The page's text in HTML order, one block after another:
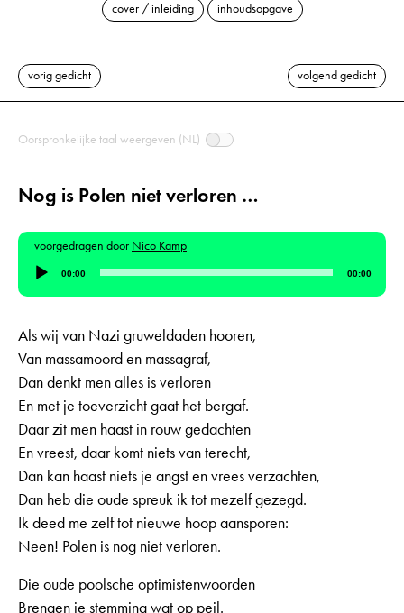
cover / inleiding inhoudsopgave
vorig gedicht volgend gedicht
Oorspronkelijke taal weergeven (NL)
Nog is Polen niet verloren …
voorgedragen door Nico Kamp
Audiospeler
00:00 00:00
Als wij van Nazi gruweldaden hooren,
Van massamoord en massagraf,
Dan denkt men alles is verloren
En met je toeverzicht gaat het bergaf.
Daar zit men haast in rouw gedachten
En vreest, daar komt niets van terecht,
Dan kan haast niets je angst en vrees verzachten,
Dan heb die oude spreuk ik tot mezelf gezegd.
Ik deed me zelf tot nieuwe hoop aansporen:
Neen! Polen is nog niet verloren.
Die oude poolsche optimistenwoorden
Brengen je stemming wat op peil.